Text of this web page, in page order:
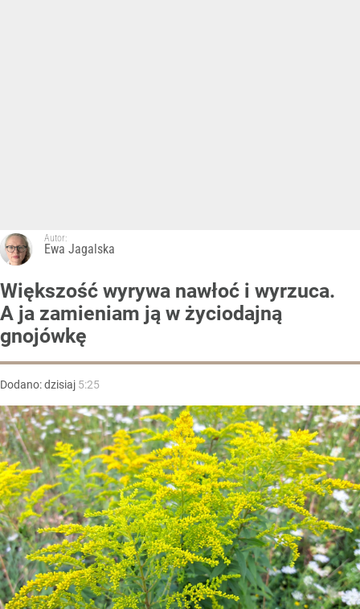
Autor:
Ewa Jagalska
Większość wyrywa nawłoć i wyrzuca.
A ja zamieniam ją w życiodajną
gnojówkę
Dodano:dzisiaj 5:25